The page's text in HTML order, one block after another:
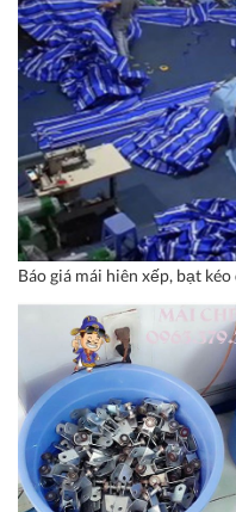
Báo giá mái hiên xếp, bạt